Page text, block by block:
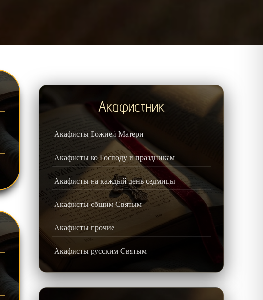
Акафистник
Акафисты Божией Матери
Акафисты ко Господу и праздникам
Акафисты на каждый день седмицы
Акафисты общим Святым
Акафисты прочие
Акафисты русским Cвятым